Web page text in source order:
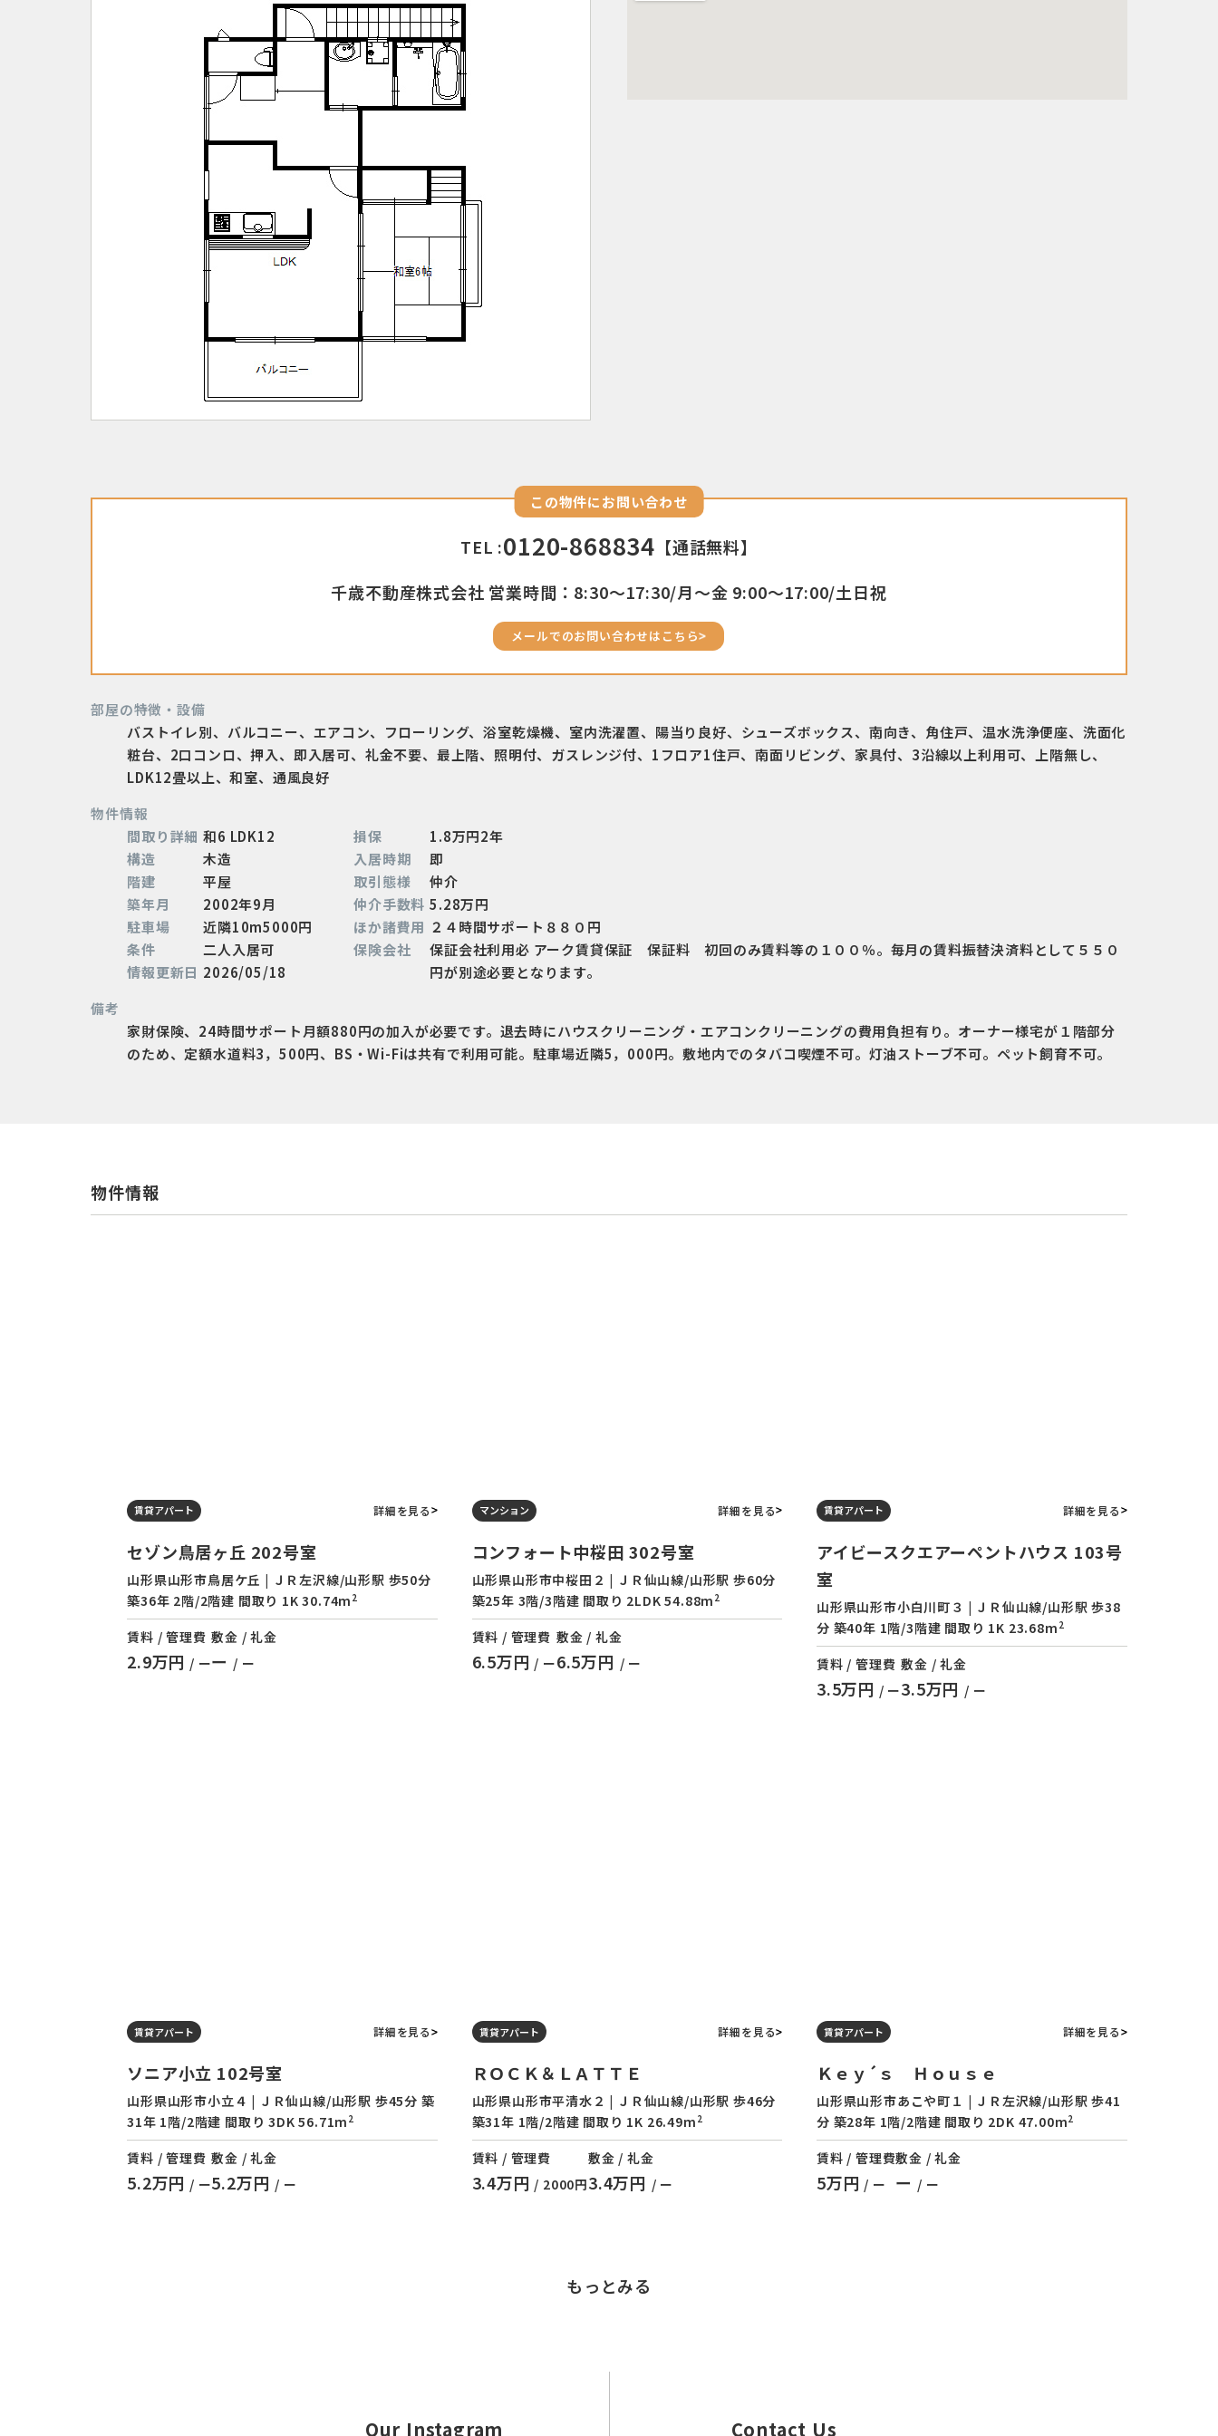
この物件にお問い合わせ
TEL :0120-868834 【通話無料】
千歳不動産株式会社 営業時間：8:30〜17:30/月〜金 9:00〜17:00/土日祝
メールでのお問い合わせはこちら
部屋の特徴・設備
バストイレ別、バルコニー、エアコン、フローリング、浴室乾燥機、室内洗濯置、陽当り良好、シューズボックス、南向き、角住戸、温水洗浄便座、洗面化
粧台、2口コンロ、押入、即入居可、礼金不要、最上階、照明付、ガスレンジ付、1フロア1住戸、南面リビング、家具付、3沿線以上利用可、上階無し、
LDK12畳以上、和室、通風良好
物件情報
間取り詳細 和6 LDK12
構造
木造
階建
平屋
築年月
2002年9月
駐車場
近隣10m5000円
条件
二人入居可
情報更新日 2026/05/18
損保
1.8万円2年
入居時期
即
取引態様
仲介
仲介手数料 5.28万円
ほか諸費用 ２４時間サポート８８０円
保険会社
保証会社利用必 アーク賃貸保証 保証料 初回のみ賃料等の１００％。毎月の賃料振替決済料として５５０
円が別途必要となります。
備考
家財保険、24時間サポート月額880円の加入が必要です。退去時にハウスクリーニング・エアコンクリーニングの費用負担有り。オーナー様宅が１階部分
のため、定額水道料3，500円、BS・Wi-Fiは共有で利用可能。駐車場近隣5，000円。敷地内でのタバコ喫煙不可。灯油ストーブ不可。ペット飼育不可。
物件情報
賃貸アパート 詳細を見る
セゾン鳥居ヶ丘 202号室
山形県山形市鳥居ケ丘 | ＪＲ左沢線/山形駅 歩50分
築36年 2階/2階建 間取り 1K 30.74m 2
賃料 / 管理費
2.9万円 / ー
敷金 / 礼金
ー / ー
マンション 詳細を見る
コンフォート中桜田 302号室
山形県山形市中桜田２ | ＪＲ仙山線/山形駅 歩60分
築25年 3階/3階建 間取り 2LDK 54.88m 2
賃料 / 管理費
6.5万円 / ー
敷金 / 礼金
6.5万円 / ー
賃貸アパート 詳細を見る
アイビースクエアーペントハウス 103号
室
山形県山形市小白川町３ | ＪＲ仙山線/山形駅 歩38
分 築40年 1階/3階建 間取り 1K 23.68m 2
賃料 / 管理費
3.5万円 / ー
敷金 / 礼金
3.5万円 / ー
賃貸アパート 詳細を見る
ソニア小立 102号室
山形県山形市小立４ | ＪＲ仙山線/山形駅 歩45分 築
31年 1階/2階建 間取り 3DK 56.71m 2
賃料 / 管理費
5.2万円 / ー
敷金 / 礼金
5.2万円 / ー
賃貸アパート 詳細を見る
ＲＯＣＫ＆ＬＡＴＴＥ
山形県山形市平清水２ | ＪＲ仙山線/山形駅 歩46分
築31年 1階/2階建 間取り 1K 26.49m 2
賃料 / 管理費
3.4万円 / 2000円
敷金 / 礼金
3.4万円 / ー
賃貸アパート 詳細を見る
Ｋｅｙ´ｓ Ｈｏｕｓｅ
山形県山形市あこや町１ | ＪＲ左沢線/山形駅 歩41
分 築28年 1階/2階建 間取り 2DK 47.00m2
賃料 / 管理費
5万円 / ー
敷金 / 礼金
ー / ー
もっとみる
Our Instagram Contact Us